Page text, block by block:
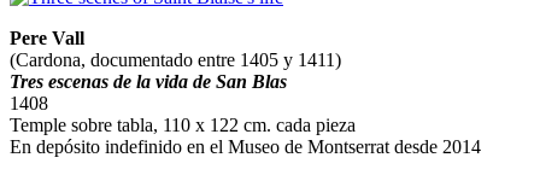
Pere Vall
(Cardona, documentado entre 1405 y 1411)
Tres escenas de la vida de San Blas
1408
Temple sobre tabla, 110 x 122 cm. cada pieza
En depósito indefinido en el Museo de Montserrat desde 2014